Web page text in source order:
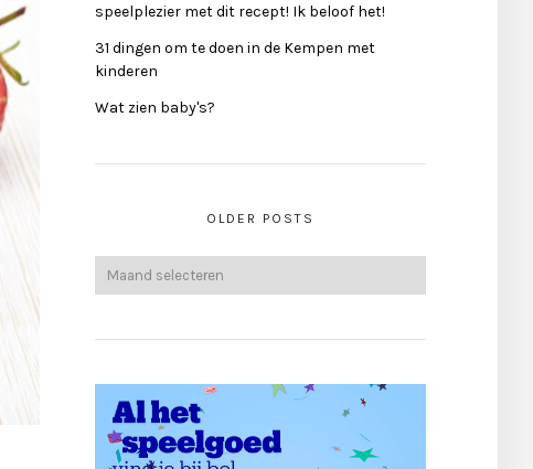
speelplezier met dit recept! Ik beloof het!
31 dingen om te doen in de Kempen met
kinderen
Wat zien baby's?
OLDER POSTS